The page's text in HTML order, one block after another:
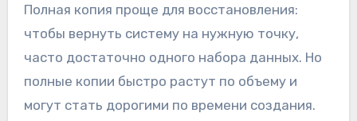
Полная копия проще для восстановления:
чтобы вернуть систему на нужную точку,
часто достаточно одного набора данных. Но
полные копии быстро растут по объему и
могут стать дорогими по времени создания.